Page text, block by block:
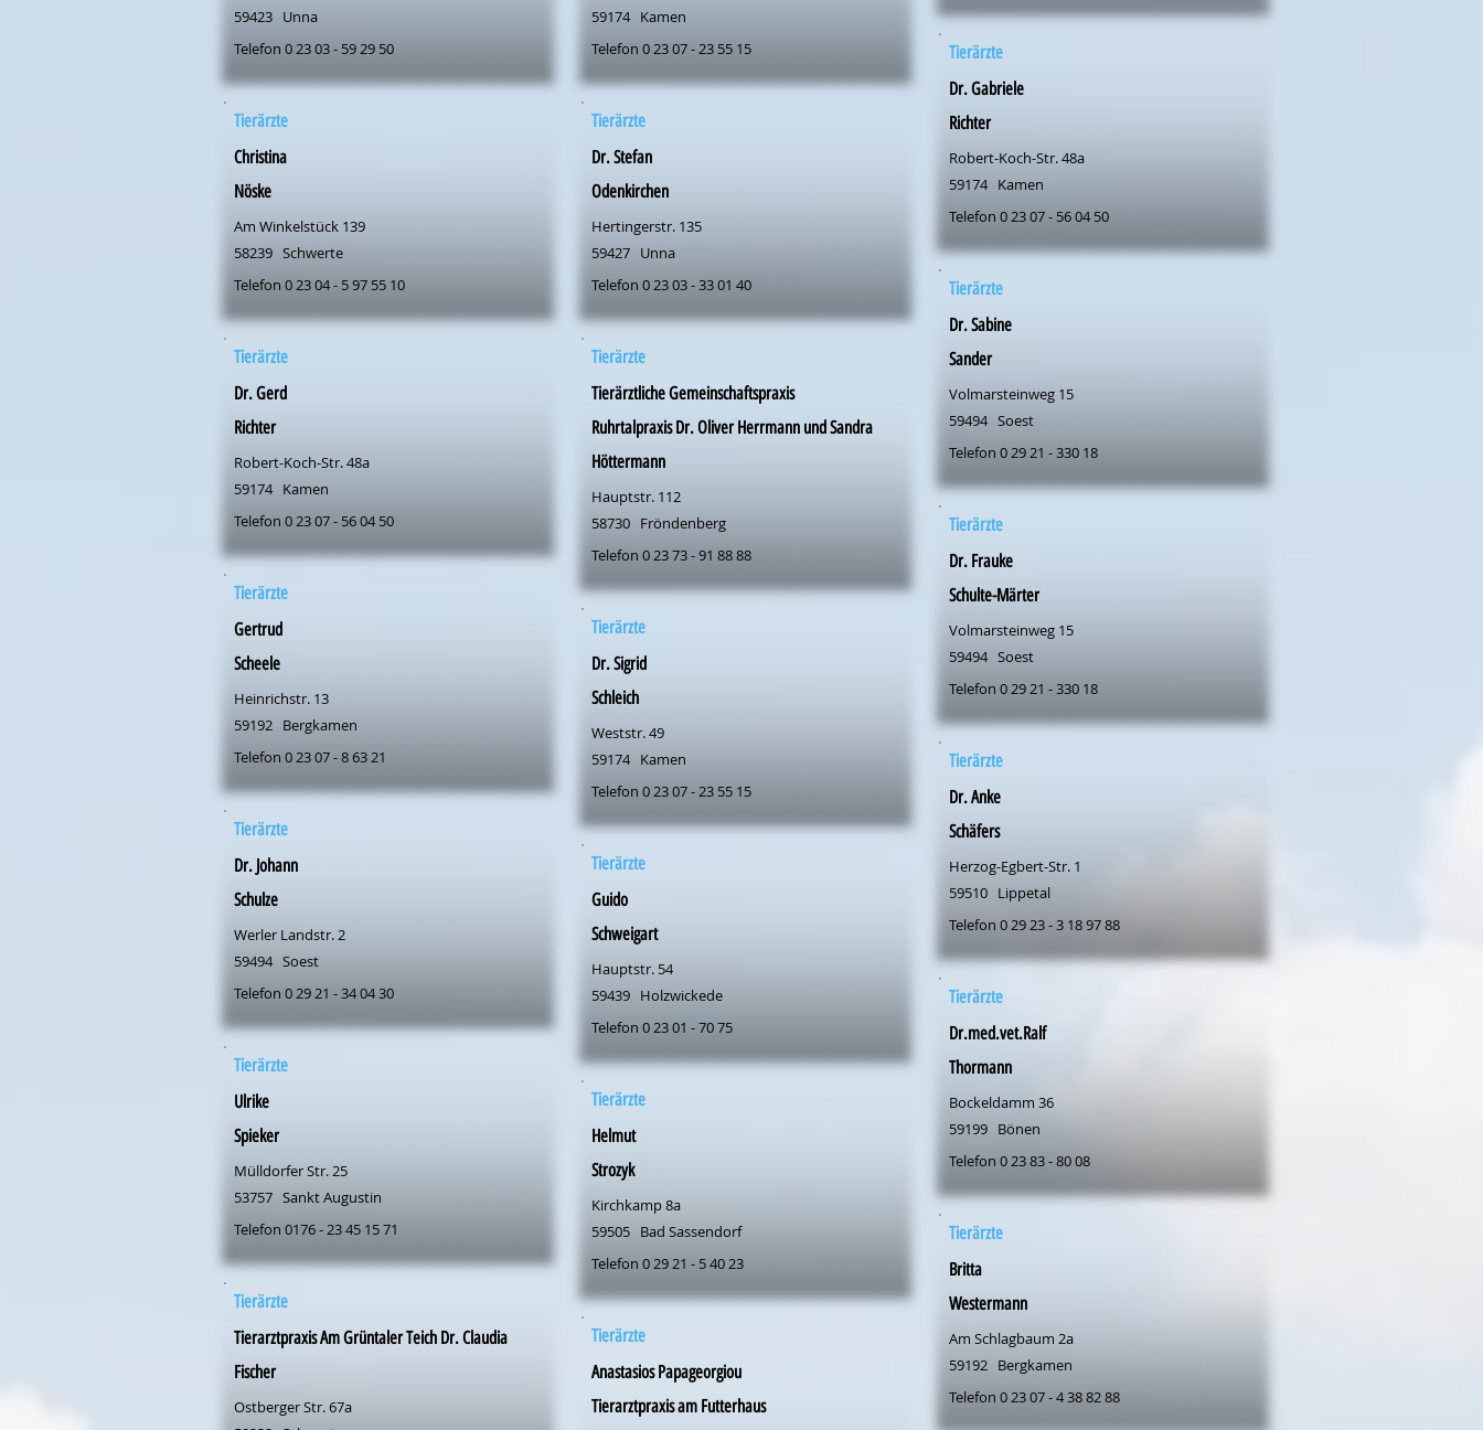
59423 Unna
Telefon 0 23 03 - 59 29 50
Tierärzte
Christina
Nöske
Am Winkelstück 139
58239 Schwerte
Telefon 0 23 04 - 5 97 55 10
Tierärzte
Dr. Gerd
Richter
Robert-Koch-Str. 48a
59174 Kamen
Telefon 0 23 07 - 56 04 50
Tierärzte
Gertrud
Scheele
Heinrichstr. 13
59192 Bergkamen
Telefon 0 23 07 - 8 63 21
Tierärzte
Dr. Johann
Schulze
Werler Landstr. 2
59494 Soest
Telefon 0 29 21 - 34 04 30
Tierärzte
Ulrike
Spieker
Mülldorfer Str. 25
53757 Sankt Augustin
Telefon 0176 - 23 45 15 71
Tierärzte
Tierarztpraxis Am Grüntaler Teich Dr. Claudia
Fischer
Ostberger Str. 67a
59174 Kamen
Telefon 0 23 07 - 23 55 15
Tierärzte
Dr. Stefan
Odenkirchen
Hertingerstr. 135
59427 Unna
Telefon 0 23 03 - 33 01 40
Tierärzte
Tierärztliche Gemeinschaftspraxis
Ruhrtalpraxis Dr. Oliver Herrmann und Sandra
Höttermann
Hauptstr. 112
58730 Fröndenberg
Telefon 0 23 73 - 91 88 88
Tierärzte
Dr. Sigrid
Schleich
Weststr. 49
59174 Kamen
Telefon 0 23 07 - 23 55 15
Tierärzte
Guido
Schweigart
Hauptstr. 54
59439 Holzwickede
Telefon 0 23 01 - 70 75
Tierärzte
Helmut
Strozyk
Kirchkamp 8a
59505 Bad Sassendorf
Telefon 0 29 21 - 5 40 23
Tierärzte
Anastasios Papageorgiou
Tierarztpraxis am Futterhaus
Tierärzte
Dr. Gabriele
Richter
Robert-Koch-Str. 48a
59174 Kamen
Telefon 0 23 07 - 56 04 50
Tierärzte
Dr. Sabine
Sander
Volmarsteinweg 15
59494 Soest
Telefon 0 29 21 - 330 18
Tierärzte
Dr. Frauke
Schulte-Märter
Volmarsteinweg 15
59494 Soest
Telefon 0 29 21 - 330 18
Tierärzte
Dr. Anke
Schäfers
Herzog-Egbert-Str. 1
59510 Lippetal
Telefon 0 29 23 - 3 18 97 88
Tierärzte
Dr.med.vet.Ralf
Thormann
Bockeldamm 36
59199 Bönen
Telefon 0 23 83 - 80 08
Tierärzte
Britta
Westermann
Am Schlagbaum 2a
59192 Bergkamen
Telefon 0 23 07 - 4 38 82 88